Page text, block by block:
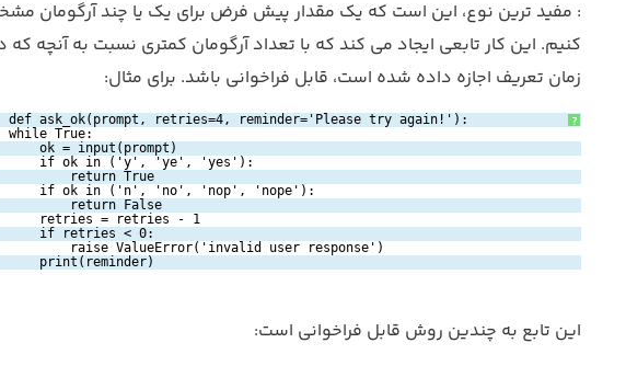
: مفید ترین نوع، این است که یک مقدار پیش فرض برای یک یا چند آرگومان
کنیم. این کار تابعی ایجاد می کند که با تعداد آرگومان کمتری نسبت به آنچه که
زمان تعریف اجازه داده شده است، قابل فراخوانی باشد. برای مثال:
?
def ask_ok(prompt, retries=4, reminder='Please try again!'):
while True:
ok = input(prompt)
if ok in ('y', 'ye', 'yes'):
return True
if ok in ('n', 'no', 'nop', 'nope'):
return False
retries = retries - 1
if retries < 0:
raise ValueError('invalid user response')
print(reminder)
این تابع به چندین روش قابل فراخوانی است: